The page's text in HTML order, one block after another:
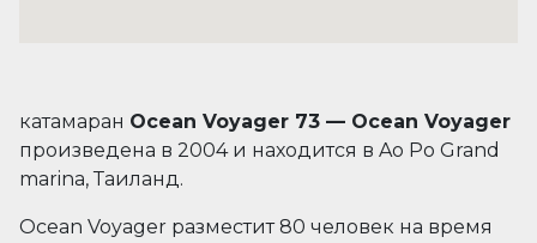
катамаран Ocean Voyager 73 — Ocean Voyager
произведена в 2004 и находится в Ao Po Grand
marina, Таиланд.
Ocean Voyager разместит 80 человек на время